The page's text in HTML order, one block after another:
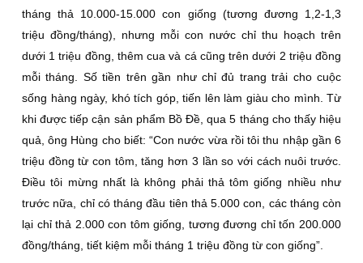
tháng thả 10.000-15.000 con giống (tương đương 1,2-1,3
triệu đồng/tháng), nhưng mỗi con nước chỉ thu hoạch trên
dưới 1 triệu đồng, thêm cua và cá cũng trên dưới 2 triệu đồng
mỗi tháng. Số tiền trên gần như chỉ đủ trang trải cho cuộc
sống hàng ngày, khó tích góp, tiến lên làm giàu cho mình. Từ
khi được tiếp cận sản phẩm Bồ Ðề, qua 5 tháng cho thấy hiệu
quả, ông Hùng cho biết: “Con nước vừa rồi tôi thu nhập gần 6
triệu đồng từ con tôm, tăng hơn 3 lần so với cách nuôi trước.
Ðiều tôi mừng nhất là không phải thả tôm giống nhiều như
trước nữa, chỉ có tháng đầu tiên thả 5.000 con, các tháng còn
lại chỉ thả 2.000 con tôm giống, tương đương chỉ tốn 200.000
đồng/tháng, tiết kiệm mỗi tháng 1 triệu đồng từ con giống”.